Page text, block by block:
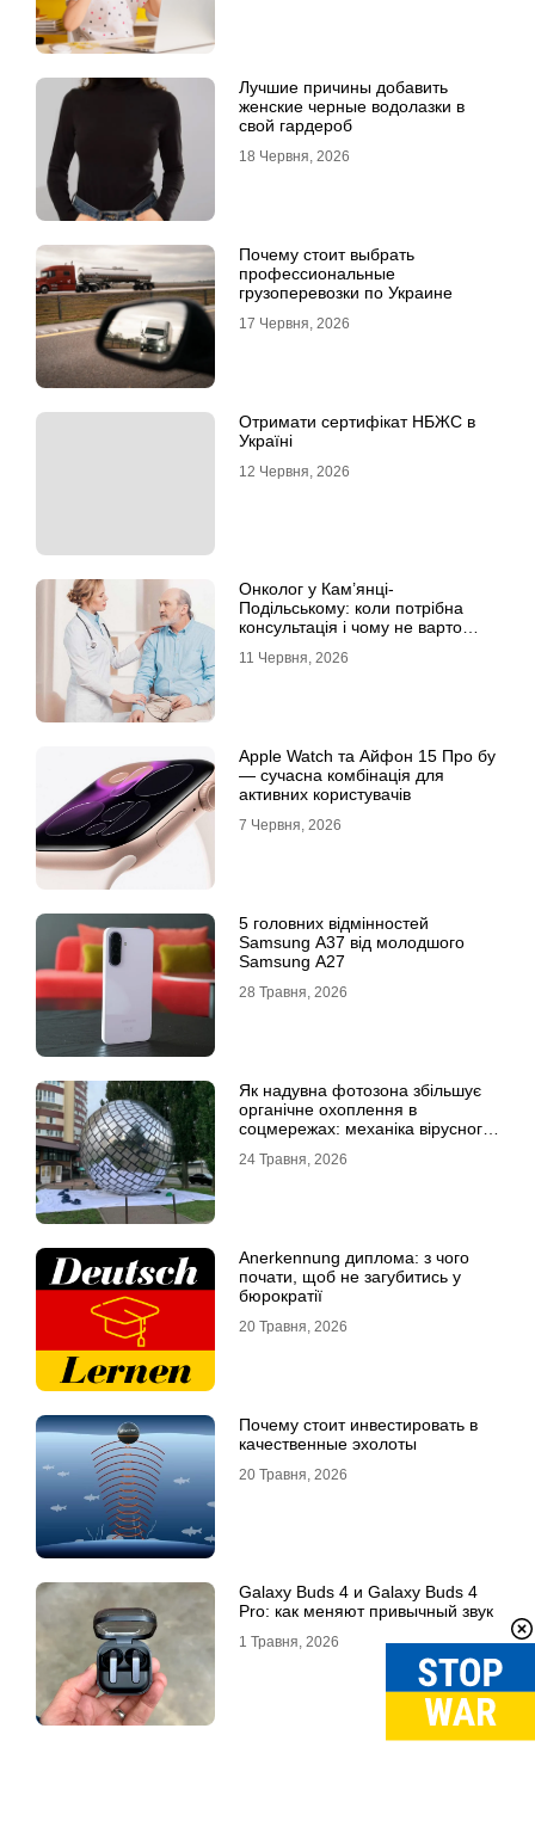
Лучшие причины добавить
женские черные водолазки в
свой гардероб
18 Червня, 2026
Почему стоит выбрать
профессиональные
грузоперевозки по Украине
17 Червня, 2026
Отримати сертифікат НБЖС в
Україні
12 Червня, 2026
Онколог у Кам’янці-
Подільському: коли потрібна
консультація і чому не варто
11 Червня, 2026
Apple Watch та Айфон 15 Про бу
— сучасна комбінація для
активних користувачів
7 Червня, 2026
5 головних відмінностей
Samsung A37 від молодшого
Samsung A27
28 Травня, 2026
Як надувна фотозона збільшує
органічне охоплення в
соцмережах: механіка вірусного
24 Травня, 2026
Anerkennung диплома: з чого
почати, щоб не загубитись у
бюрократії
20 Травня, 2026
Почему стоит инвестировать в
качественные эхолоты
20 Травня, 2026
Galaxy Buds 4 и Galaxy Buds 4
Pro: как меняют привычный звук
1 Травня, 2026